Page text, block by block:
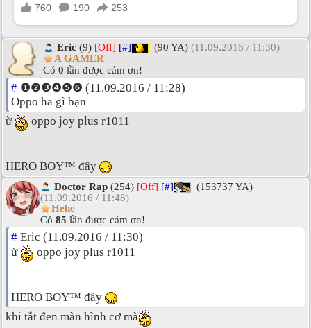
Eric (9) [Off] [#] (90 YA) (11.09.2016 / 11:30)
A GAMER
Có 0 lần được cảm ơn!
# ❶❷❸❹❺❻ (11.09.2016 / 11:28)
Oppo ha gì bạn
ừ
oppo joy plus r1011
HERO BOY™ đây
Doctor Rap (254) [Off] [#]
(153737 YA)
(11.09.2016 / 11:48)
Hehe
Có 85 lần được cảm ơn!
# Eric (11.09.2016 / 11:30)
ừ
oppo joy plus r1011
HERO BOY™ đây
khi tắt đen màn hình cơ mà